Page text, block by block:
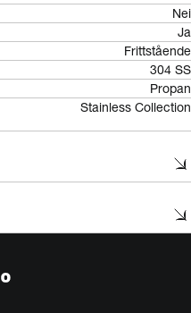
Nei
Ja
Frittstående
304 SS
Propan
Stainless Collection